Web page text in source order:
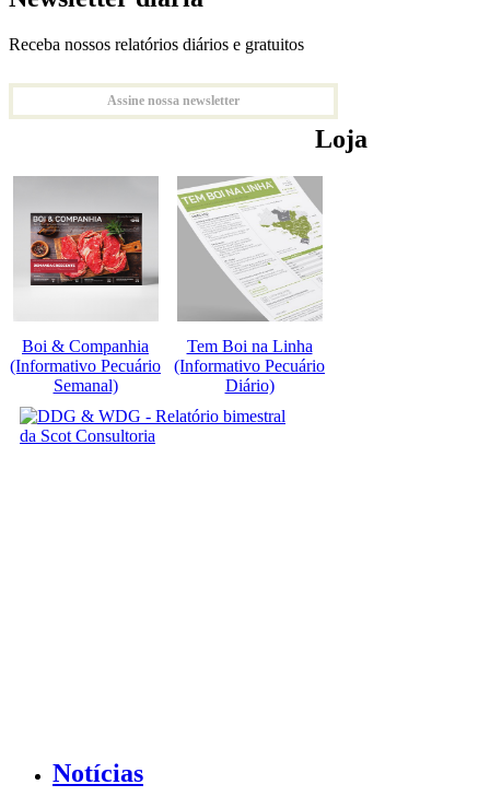
Receba nossos relatórios diários e gratuitos
Assine nossa newsletter
Loja
Boi & Companhia
(Informativo Pecuário
Semanal)
Tem Boi na Linha
(Informativo Pecuário
Diário)
Notícias